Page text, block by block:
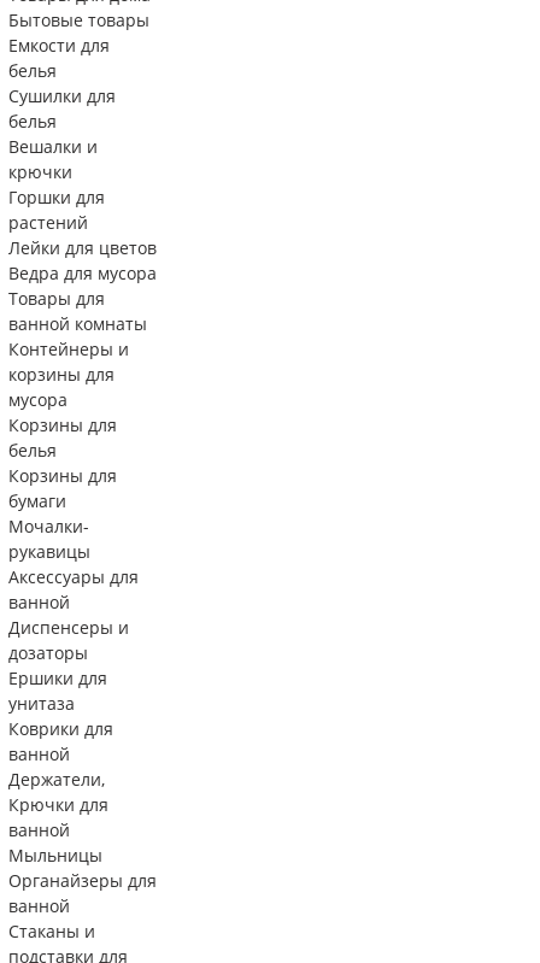
Бытовые товары
Емкости для
белья
Сушилки для
белья
Вешалки и
крючки
Горшки для
растений
Лейки для цветов
Ведра для мусора
Товары для
ванной комнаты
Контейнеры и
корзины для
мусора
Корзины для
белья
Корзины для
бумаги
Мочалки-
рукавицы
Аксессуары для
ванной
Диспенсеры и
дозаторы
Ершики для
унитаза
Коврики для
ванной
Держатели,
Крючки для
ванной
Мыльницы
Органайзеры для
ванной
Стаканы и
подставки для